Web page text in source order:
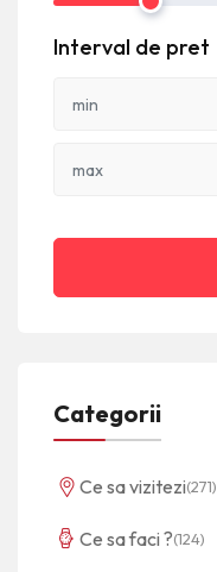
Interval de pret
Categorii
Ce sa vizitezi(271)
Ce sa faci ?(124)